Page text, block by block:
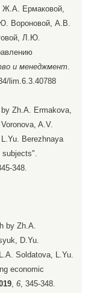
Ж.А. Ермаковой,
Вороновой, А.В.
Л.Ю.
и менеджмент.
lim.6.3.40788
Zh.A. Ermakova,
A.V.
Berezhnaya
subjects".
348.
by Zh.A.
D.Yu.
Soldatova, L.Yu.
economic
, 6, 345-348.